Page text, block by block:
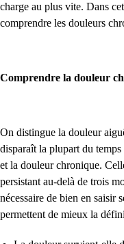
charge au plus vite. Dans
comprendre les douleurs
Comprendre la douleur
On distingue la douleur
disparaît la plupart du
et la douleur chronique.
persistant au-delà de trois
nécessaire de bien en saisir
permettent de mieux la